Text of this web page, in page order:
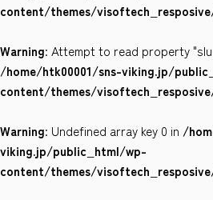
お気に入り
会社案内
サイトポリシー
content/themes/
Warning: Attempt to read property
/home/htk00001/sns-viking.jp/
content/themes/
Warning: Undefined array key 0 in /
viking.jp/public_html/wp-
content/themes/